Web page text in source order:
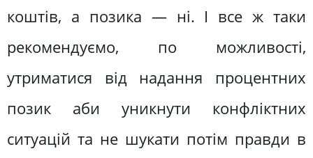
коштів, а позика — ні. І все ж таки
рекомендуємо, по можливості,
утриматися від надання процентних
позик аби уникнути конфліктних
ситуацій та не шукати потім правди в